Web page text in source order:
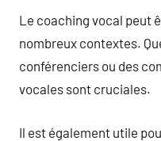
Le coaching vocal peut
nombreux contextes.
conférenciers ou des
vocales sont cruciales.
Il est également utile